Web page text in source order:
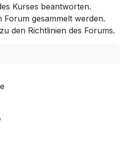
Kurses beantworten.
gesammelt werden.
den Richtlinien des Forums.
e